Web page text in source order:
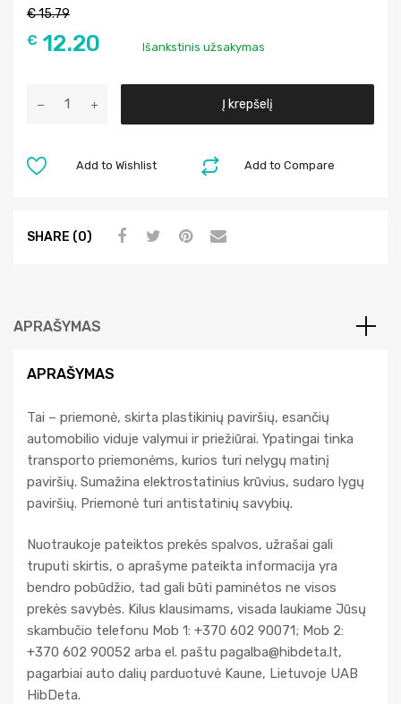
€15.79
€ 12.20 Išankstinis užsakymas
Į krepšelį
:
Add to Compare
Add to Wishlist
SHARE (0)
APRAŠYMAS
APRAŠYMAS
Tai – priemonė, skirta plastikinių paviršių, esančių
automobilio viduje valymui ir priežiūrai. Ypatingai tinka
transporto priemonėms, kurios turi nelygų matinį
paviršių. Sumažina elektrostatinius krūvius, sudaro lygų
paviršių. Priemonė turi antistatinių savybių.
Nuotraukoje pateiktos prekės spalvos, užrašai gali
truputi skirtis, o aprašyme pateikta informacija yra
bendro pobūdžio, tad gali būti paminėtos ne visos
prekės savybės. Kilus klausimams, visada laukiame Jūsų
skambučio telefonu Mob 1: +370 602 90071; Mob 2:
+370 602 90052 arba el. paštu pagalba@hibdeta.lt,
pagarbiai auto dalių parduotuvė Kaune, Lietuvoje UAB
HibDeta.